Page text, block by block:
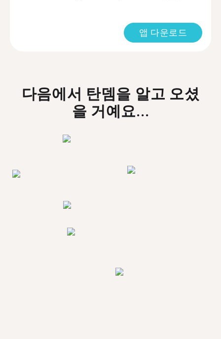
앱 다운로드
다음에서 탄뎀을 알고 오셨
을 거예요...